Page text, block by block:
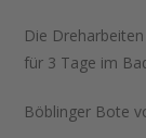
Die
für 3 Tage im
Böblinger Bote